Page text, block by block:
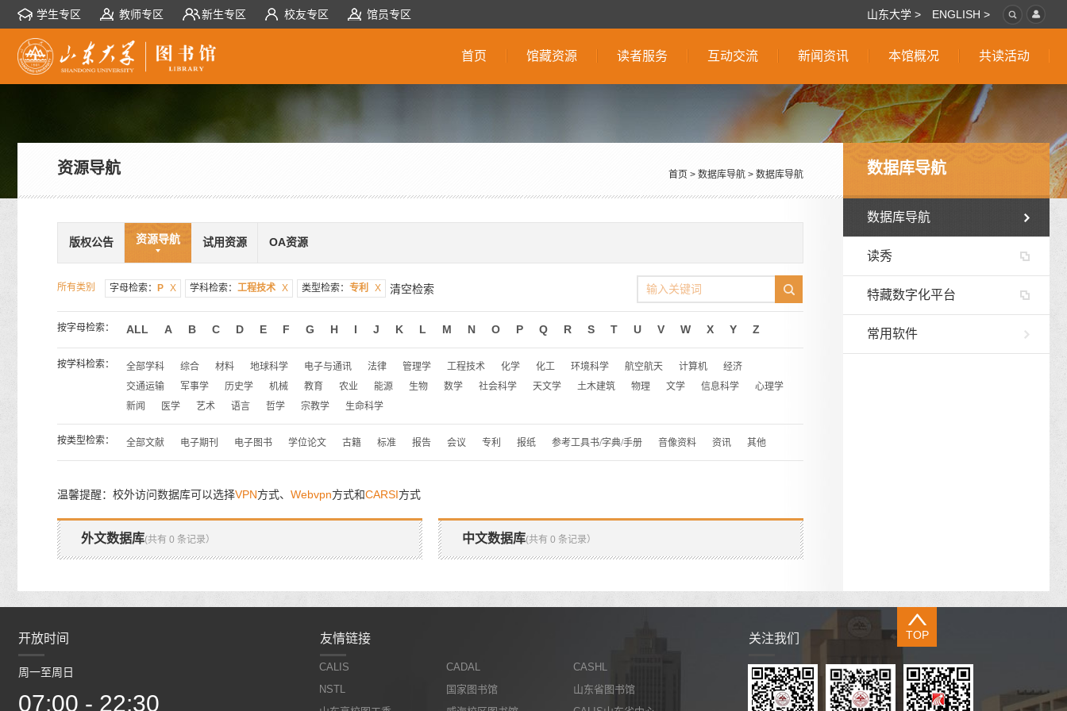
学生专区 教师专区 新生专区 校友专区 馆员专区 山东大学 > ENGLISH >
首页 馆藏资源 读者服务 互动交流 新闻资讯 本馆概况 共读活动
数据库导航
数据库导航
读秀
特藏数字化平台
常用软件
资源导航 首页 > 数据库导航 > 数据库导航
版权公告 资源导航 试用资源 OA资源
所有类别 字母检索： P X 学科检索： 工程技术 X 类型检索： 专利 X 清空检索
按字母检索： ALL A B C D E F G H I J K L M N O P Q R S T U V W X Y Z
按学科检索： 全部学科 综合 材料 地球科学 电子与通讯 法律 管理学 工程技术 化学 化工 环境科学 航空航天 计算机
经济
交通运输
军事学 历史学 机械 教育 农业 能源 生物 数学 社会科学 天文学 土木建筑 物理 文学 信息科学
心理学
新闻
医学 艺术 语言 哲学 宗教学 生命科学
按类型检索： 全部文献 电子期刊 电子图书 学位论文 古籍 标准 报告 会议 专利 报纸 参考工具书/字典/手册 音像资料 资讯 其他
温馨提醒：校外访问数据库可以选择VPN方式、 Webvpn方式和CARSI方式
外文数据库(共有 0 条记录） 中文数据库(共有 0 条记录）
TOP
开放时间
周一至周日
07:00 - 22:30 07:00 - 22:30
友情链接
CALIS CADAL
CASHL
NSTL
国家图书馆
山东省图书馆
关注我们